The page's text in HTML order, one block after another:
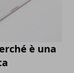
è una